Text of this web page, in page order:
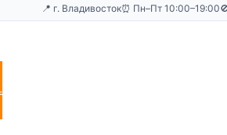
📍 г. Владивосток⏰ Пн–Пт 10:00–19:00
заявку